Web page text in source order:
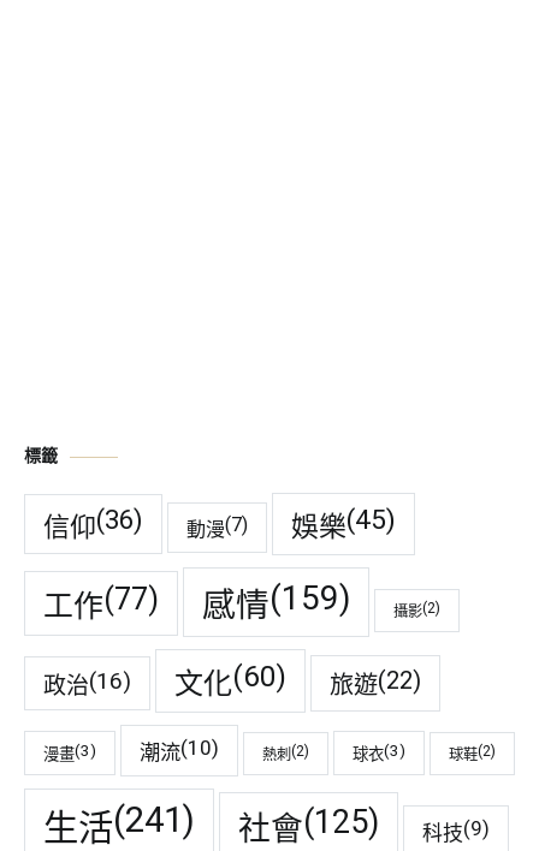
標籤
信仰(36) 動漫(7) 娛樂(45)
工作(77) 感情(159) 攝影(2)
政治(16) 文化(60) 旅遊(22)
漫畫(3) 潮流(10) 熱刺 (2) 球衣(3) 球鞋(2)
生活(241) 社會(125) 科技(9)